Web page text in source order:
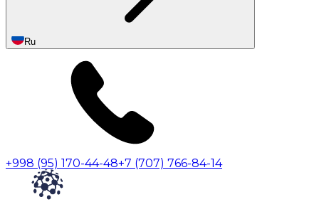
Ru
+998 (95) 170-44-48+7 (707) 766-84-14